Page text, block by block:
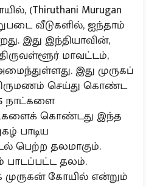
(Thiruthani Murugan
வீடுகளில், ஐந்தாம்
இது இந்தியாவின்,
மாவட்டம்,
இது முருகப்
செய்து கொண்ட
நாட்களை
படிகளைக் கொண்டது இந்த
பாடிய
பெற்ற தலமாகும்.
பாடப்பட்ட தலம்.
கோயில் என்றும்